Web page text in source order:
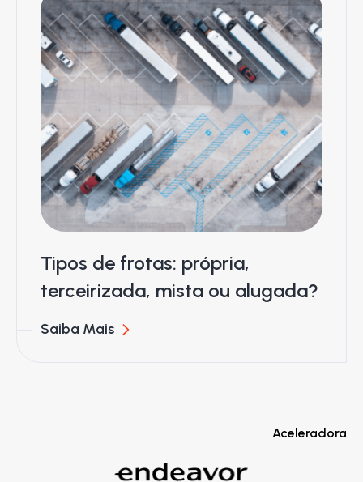
Tipos de frotas: própria,
terceirizada, mista ou alugada?
Saiba Mais
Aceleradora